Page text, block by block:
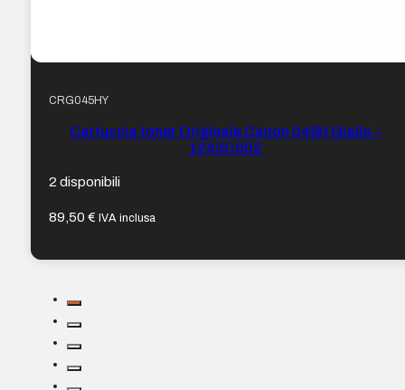
CRG045HY
Cartuccia toner Originale Canon 045H Giallo –
1243C002
2 disponibili
89,50€ IVA inclusa